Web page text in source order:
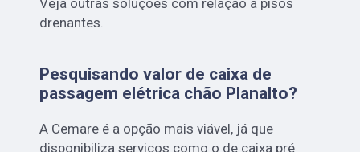
drenantes.
Pesquisando valor de caixa de
passagem elétrica chão Planalto?
A Cemare é a opção mais viável, já que
disponibiliza serviços como o de caixa pré